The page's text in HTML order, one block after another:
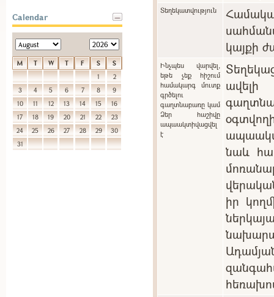
Calendar
M T W T F S
S
1
2
3
4 5 6 7 8
9
10
11 12 13 14 15
16
17
18 19 20 21 22
23
24
25 26 27 28 29
30
31
Տեղեկատվություն
կայքի
Ինչպես վարվել,
եթե չեք հիշում
համակարգ մուտք
գրծելու
գաղտնաբառը կամ
Ձեր հաշիվը
ապաակտիվացվել
է
նաև
իր